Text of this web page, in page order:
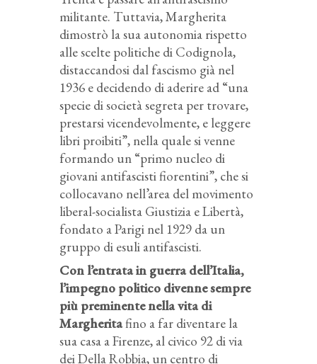
militante. Tuttavia, Margherita
dimostrò la sua autonomia rispetto
alle scelte politiche di Codignola,
distaccandosi dal fascismo già nel
1936 e decidendo di aderire ad “una
specie di società segreta per trovare,
prestarsi vicendevolmente, e leggere
libri proibiti”, nella quale si venne
formando un “primo nucleo di
giovani antifascisti fiorentini”, che si
collocavano nell’area del movimento
liberal-socialista Giustizia e Libertà,
fondato a Parigi nel 1929 da un
gruppo di esuli antifascisti.
Con l’entrata in guerra dell’Italia,
l’impegno politico divenne sempre
più preminente nella vita di
Margheritafino a far diventare la
sua casa a Firenze, al civico 92 di via
dei Della Robbia, un centro di